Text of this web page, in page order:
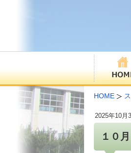
HOME
１０
2025年10月